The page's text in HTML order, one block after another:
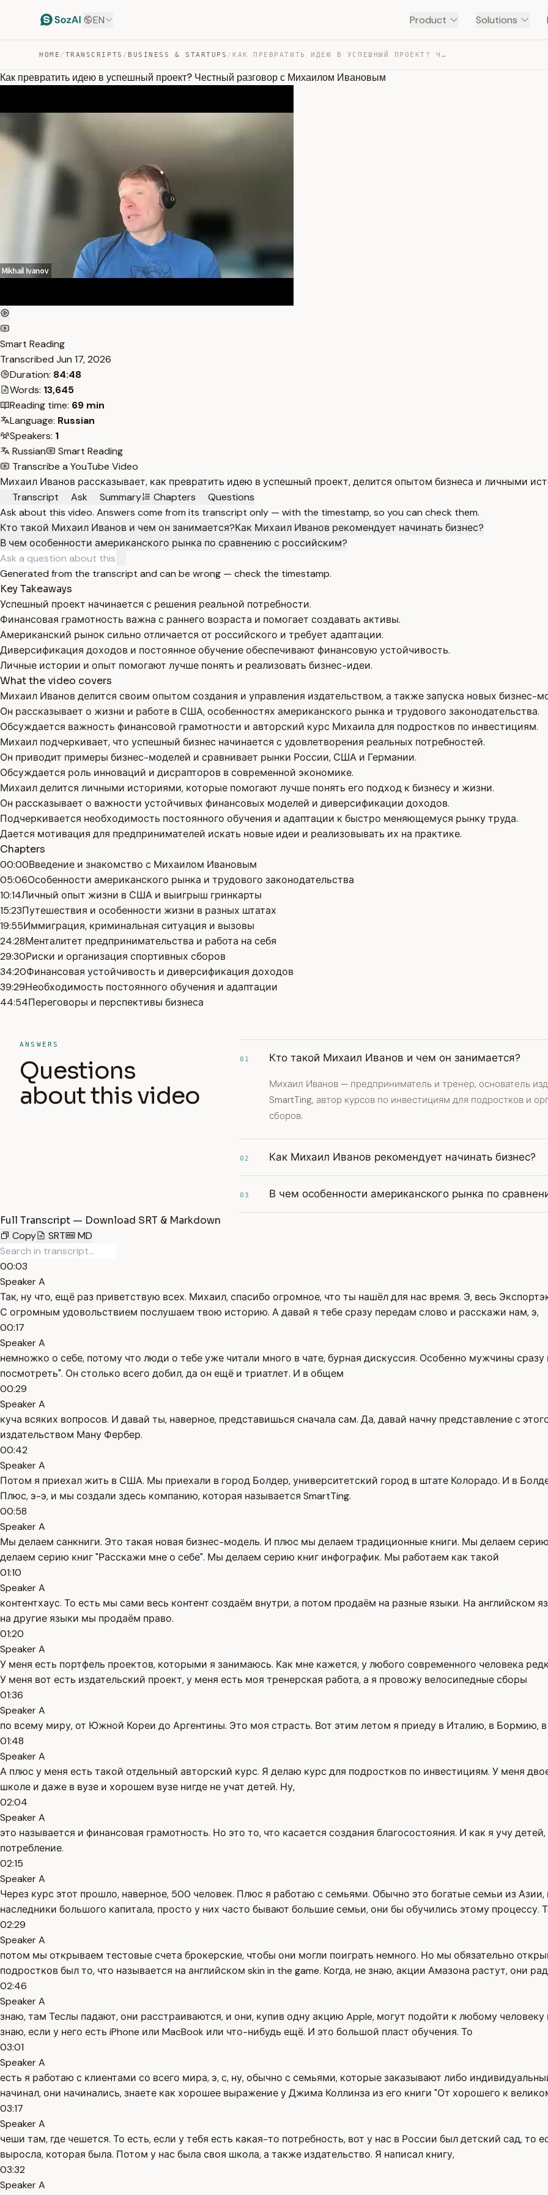
EN Product Solutions
HOME / TRANSCRIPTS / BUSINESS & STARTUPS / КАК ПРЕВРАТИТЬ ИДЕЮ В УСПЕШНЫЙ ПРОЕКТ? ЧЕСТНЫЙ РАЗГОВОР… — TRANSCRIPT
Как превратить идею в успешный проект? Честный разговор с Михаилом Ивановым
Smart Reading
Transcribed Jun 17, 2026
Duration: 84:48
Words: 13,645
Reading time: 69 min
Language: Russian
Speakers: 1
Russian
Smart Reading
Transcribe a YouTube Video
Михаил Иванов рассказывает, как превратить идею в успешный проект, делится опытом бизнеса и личными
Transcript
Ask Summary Chapters
Questions
Ask about this video. Answers come from its transcript only — with the timestamp, so you can check them.
Кто такой Михаил Иванов и чем он занимается?Как Михаил Иванов рекомендует начинать бизнес?
В чем особенности американского рынка по сравнению с российским?
Generated from the transcript and can be wrong — check the timestamp.
Key Takeaways
Успешный проект начинается с решения реальной потребности.
Финансовая грамотность важна с раннего возраста и помогает создавать активы.
Американский рынок сильно отличается от российского и требует адаптации.
Диверсификация доходов и постоянное обучение обеспечивают финансовую устойчивость.
Личные истории и опыт помогают лучше понять и реализовать бизнес-идеи.
What the video covers
Михаил Иванов делится своим опытом создания и управления издательством, а также запуска новых бизнес-
Он рассказывает о жизни и работе в США, особенностях американского рынка и трудового законодательства.
Обсуждается важность финансовой грамотности и авторский курс Михаила для подростков по инвестициям.
Михаил подчеркивает, что успешный бизнес начинается с удовлетворения реальных потребностей.
Он приводит примеры бизнес-моделей и сравнивает рынки России, США и Германии.
Обсуждается роль инноваций и дисрапторов в современной экономике.
Михаил делится личными историями, которые помогают лучше понять его подход к бизнесу и жизни.
Он рассказывает о важности устойчивых финансовых моделей и диверсификации доходов.
Подчеркивается необходимость постоянного обучения и адаптации к быстро меняющемуся рынку труда.
Дается мотивация для предпринимателей искать новые идеи и реализовывать их на практике.
Chapters
00:00Введение и знакомство с Михаилом Ивановым
05:06Особенности американского рынка и трудового законодательства
10:14Личный опыт жизни в США и выигрыш гринкарты
15:23Путешествия и особенности жизни в разных штатах
19:55Иммиграция, криминальная ситуация и вызовы
24:28Менталитет предпринимательства и работа на себя
29:30Риски и организация спортивных сборов
34:20Финансовая устойчивость и диверсификация доходов
39:29Необходимость постоянного обучения и адаптации
44:54Переговоры и перспективы бизнеса
ANSWERS
Questions
about this video
01 Кто такой Михаил Иванов и чем он занимается?
Михаил Иванов — предприниматель и тренер, основатель
SmartTing, автор курсов по инвестициям для подростков и
сборов.
02 Как Михаил Иванов рекомендует начинать бизнес?
03 В чем особенности американского рынка по
Full Transcript — Download SRT & Markdown
Copy
SRT MD
00:03
Speaker A
Так, ну что, ещё раз приветствую всех. Михаил, спасибо огромное, что ты нашёл для нас время. Э, весь
С огромным удовольствием послушаем твою историю. А давай я тебе сразу передам слово и расскажи нам, э,
00:17
Speaker A
немножко о себе, потому что люди о тебе уже читали много в чате, бурная дискуссия. Особенно мужчины сразу
посмотреть". Он столько всего добил, да он ещё и триатлет. И в общем
00:29
Speaker A
куча всяких вопросов. И давай ты, наверное, представишься сначала сам. Да, давай начну представление с
издательством Ману Фербер.
00:42
Speaker A
Потом я приехал жить в США. Мы приехали в город Болдер, университетский город в штате Колорадо. И в
Плюс, э-э, и мы создали здесь компанию, которая называется SmartTing.
00:58
Speaker A
Мы делаем санкниги. Это такая новая бизнес-модель. И плюс мы делаем традиционные книги. Мы делаем
делаем серию книг "Расскажи мне о себе". Мы делаем серию книг инфографик. Мы работаем как такой
01:10
Speaker A
контентхаус. То есть мы сами весь контент создаём внутри, а потом продаём на разные языки. На английском
на другие языки мы продаём право.
01:20
Speaker A
У меня есть портфель проектов, которыми я занимаюсь. Как мне кажется, у любого современного человека
У меня вот есть издательский проект, у меня есть моя тренерская работа, а я провожу велосипедные сборы
01:36
Speaker A
по всему миру, от Южной Кореи до Аргентины. Это моя страсть. Вот этим летом я приеду в Италию, в Бормию,
01:48
Speaker A
А плюс у меня есть такой отдельный авторский курс. Я делаю курс для подростков по инвестициям. У меня
школе и даже в вузе и хорошем вузе нигде не учат детей. Ну,
02:04
Speaker A
это называется и финансовая грамотность. Но это то, что касается создания благосостояния. И как я учу
потребление.
02:15
Speaker A
Через курс этот прошло, наверное, 500 человек. Плюс я работаю с семьями. Обычно это богатые семьи из Азии,
наследники большого капитала, просто у них часто бывают большие семьи, они бы обучились этому процессу.
02:29
Speaker A
потом мы открываем тестовые счета брокерские, чтобы они могли поиграть немного. Но мы обязательно
подростков был то, что называется на английском skin in the game. Когда, не знаю, акции Амазона растут, они
02:46
Speaker A
знаю, там Теслы падают, они расстраиваются, и они, купив одну акцию Apple, могут подойти к любому
знаю, если у него есть iPhone или MacBook или что-нибудь ещё. И это большой пласт обучения. То
03:01
Speaker A
есть я работаю с клиентами со всего мира, э, с, ну, обычно с семьями, которые заказывают либо
начинал, они начинались, знаете как хорошее выражение у Джима Коллинза из его книги "От хорошего к
03:17
Speaker A
чеши там, где чешется. То есть, если у тебя есть какая-то потребность, вот у нас в России был детский сад, то
выросла, которая была. Потом у нас была своя школа, а также издательство. Я написал книгу,
03:32
Speaker A